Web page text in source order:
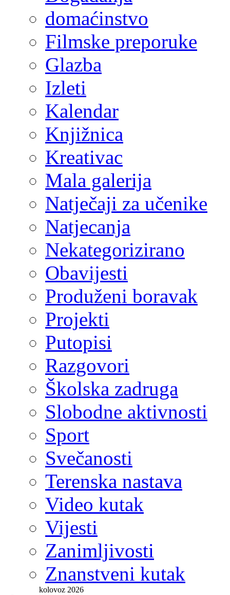
domaćinstvo
Filmske preporuke
Glazba
Izleti
Kalendar
Knjižnica
Kreativac
Mala galerija
Natječaji za učenike
Natjecanja
Nekategorizirano
Obavijesti
Produženi boravak
Projekti
Putopisi
Razgovori
Školska zadruga
Slobodne aktivnosti
Sport
Svečanosti
Terenska nastava
Video kutak
Vijesti
Zanimljivosti
Znanstveni kutak
kolovoz 2026